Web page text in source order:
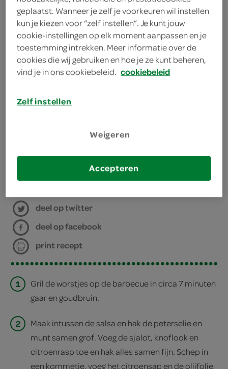
bosje peterselie
4 barbecueworsten
kies je winkel
benodigdheden
cocktailprikker
bereiden
deel op twitter
deel op facebook
print recept
1
Gril de worstjes op de barbecue in circa 7 minuten
gaar en goudbruin.
2
Maak intussen de salsa en hak de peterselie en
munt samen grof. Voeg de sjalot, knoflook en
citroenrasp toe en hak alles samen fijn. Schep in
een kommetje, voeg het citroensap en de olijfolie
geplaatst. Wanneer je zelf je voorkeuren wil instellen
kun je kiezen voor “zelf instellen”. Je kunt jouw
cookie-instellingen op elk moment aanpassen en je
toestemming intrekken. Meer informatie over de
cookies die wij gebruiken en hoe je ze kunt beheren,
vind je in ons cookiebeleid. cookiebeleid
Zelf instellen
Weigeren
Accepteren